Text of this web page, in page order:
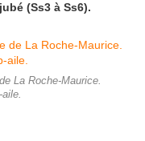
(Ss3 à Ss6).
La Roche-Maurice.